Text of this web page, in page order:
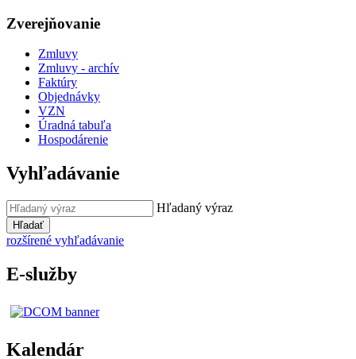
Zverejňovanie
Zmluvy
Zmluvy - archív
Faktúry
Objednávky
VZN
Úradná tabuľa
Hospodárenie
Vyhľadávanie
Hľadaný výraz
Hľadať
rozšírené vyhľadávanie
E-služby
Kalendár